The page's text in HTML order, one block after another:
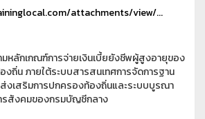
attachments/view/...
หลักเกณฑ์การจ่ายเงินเบี้ยยังชีพผู้สูงอายุของ
ถิ่น ภายใต้ระบบสารสนเทศการจัดการฐาน
เสริมการปกครองท้องถิ่นและระบบบูรณา
รสังคมของกรมบัญชีกลาง